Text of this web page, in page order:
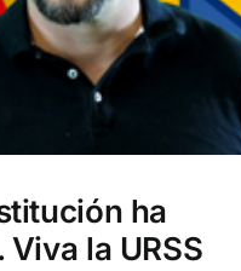
ha
la URSS
IDEOLÓGICA SE
DN
Actualidad